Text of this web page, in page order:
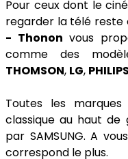
Pour ceux dont le
regarder la télé reste
- Thonon vous
comme des
THOMSON, LG, PHILIPS
Toutes les
classique au haut de
par SAMSUNG. A
correspond le plus.